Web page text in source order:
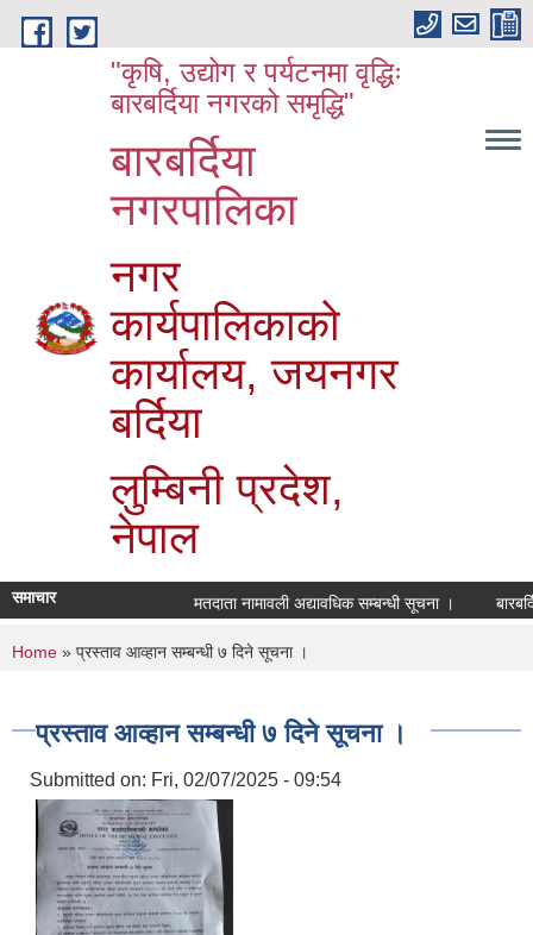
Skip to main content
"कृषि, उद्योग र पर्यटनमा वृद्धिः
बारबर्दिया नगरको समृद्धि"
बारबर्दिया
नगरपालिका
नगर
कार्यपालिकाको
कार्यालय, जयनगर
बर्दिया
लुम्बिनी प्रदेश,
नेपाल
समाचार मतदाता नामावली अद्यावधिक सम्बन्धी सूचना ।
You are here
Home » प्रस्ताव आव्हान सम्बन्धी ७ दिने सूचना ।
प्रस्ताव आव्हान सम्बन्धी ७ दिने सूचना ।
Submitted on: Fri, 02/07/2025 - 09:54